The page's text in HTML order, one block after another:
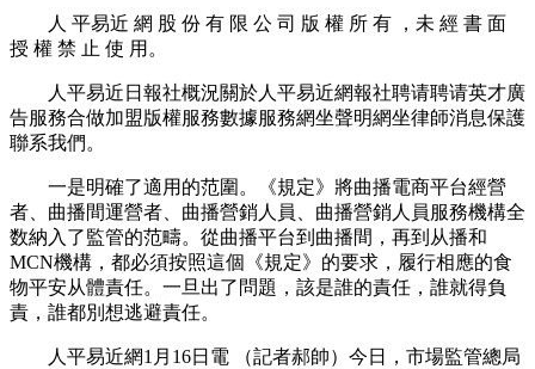
人 平易近 網 股 份 有 限 公 司 版 權 所 有 ，未 經 書 面
授 權 禁 止 使 用。
人平易近日報社概況關於人平易近網報社聘请聘请英才廣
告服務合做加盟版權服務數據服務網坐聲明網坐律師消息保護
聯系我們。
一是明確了適用的范圍。《規定》將曲播電商平台經營
者、曲播間運營者、曲播營銷人員、曲播營銷人員服務機構全
数納入了監管的范疇。從曲播平台到曲播間，再到从播和
MCN機構，都必須按照這個《規定》的要求，履行相應的食
物平安从體責任。一旦出了問題，該是誰的責任，誰就得負
責，誰都別想逃避責任。
人平易近網1月16日電 （記者郝帥）今日，市場監管總局